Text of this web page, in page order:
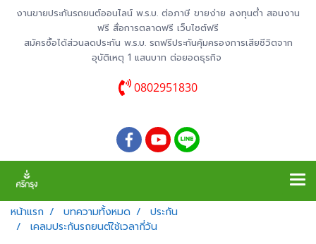
งานขายประกันรถยนต์ออนไลน์ พ.ร.บ. ต่อภาษี ขายง่าย ลงทุนต่ำ สอนงาน
ฟรี สื่อการตลาดฟรี เว็บไซต์ฟรี
สมัครซื้อได้ส่วนลดประกัน พ.ร.บ. รถฟรีประกันคุ้มครองการเสียชีวิตจาก
อุบัติเหตุ 1 แสนบาท ต่อยอดธุรกิจ
0802951830
หน้าแรก บทความทั้งหมด
ประกัน
เคลมประกันรถยนต์ใช้เวลากี่วัน